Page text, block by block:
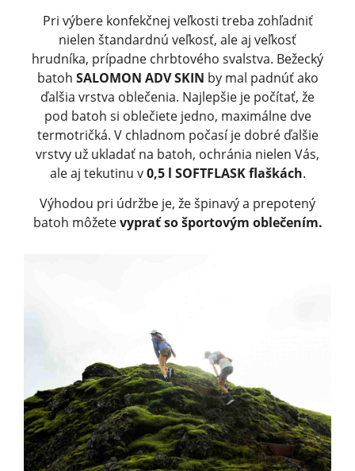
Pri výbere konfekčnej veľkosti treba zohľadniť
nielen štandardnú veľkosť, ale aj veľkosť
hrudníka, prípadne chrbtového svalstva. Bežecký
batoh SALOMON ADV SKIN by mal padnúť ako
ďalšia vrstva oblečenia. Najlepšie je počítať, že
pod batoh si oblečiete jedno, maximálne dve
termotričká. V chladnom počasí je dobré ďalšie
vrstvy už ukladať na batoh, ochránia nielen Vás,
ale aj tekutinu v0,5 l SOFTFLASK flaškách.
Výhodou pri údržbe je, že špinavý a prepotený
batoh môžetevyprať so športovým oblečením.